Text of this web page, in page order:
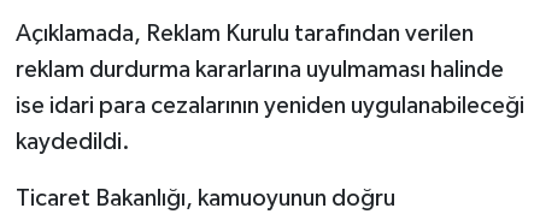
Açıklamada, Reklam Kurulu tarafından verilen
reklam durdurma kararlarına uyulmaması halinde
ise idari para cezalarının yeniden uygulanabileceği
kaydedildi.
Ticaret Bakanlığı, kamuoyunun doğru